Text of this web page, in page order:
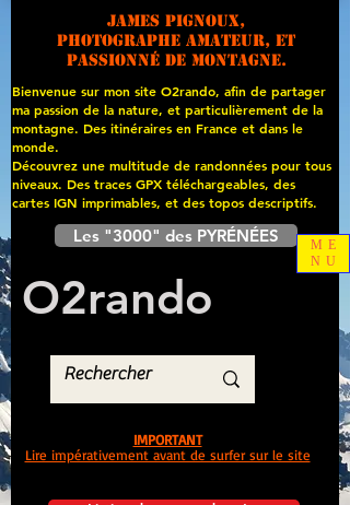
James PIGNOUX,
photographe amateur, et
passionné de montagne.
Bienvenue sur mon site O2rando, afin de partager
ma passion de la nature, et particulièrement de la
montagne. Des itinéraires en France et dans le
monde.
Découvrez une multitude de randonnées pour tous
niveaux. Des traces GPX téléchargeables, des
cartes IGN imprimables, et des topos descriptifs.
Les "3000" des PYRÉNÉES
O2rando
IMPORTANT
Lire impérativement avant de surfer sur le site
ME
NU